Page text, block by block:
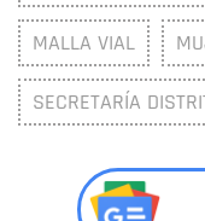
MALLA VIAL
SECRETARÍA